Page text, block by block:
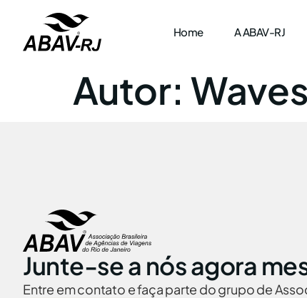
Home A ABAV-RJ
Autor:
Junte-se a nós agora
Entre em contato e faça parte do grupo de